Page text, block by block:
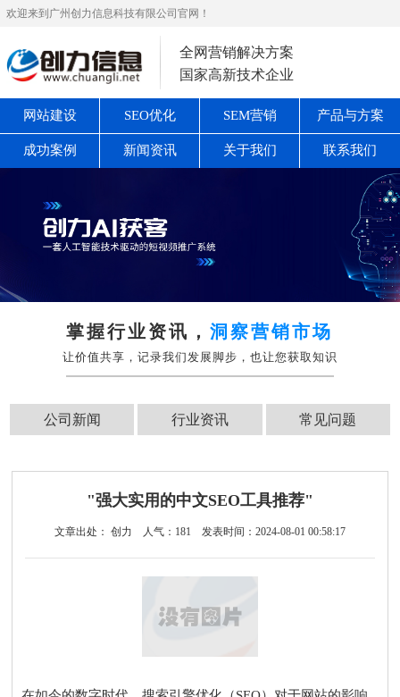
欢迎来到广州创力信息科技有限公司官网！
全网营销解决方案
国家高新技术企业
网站建设 SEO优化 SEM营销 产品与方案
成功案例 新闻资讯 关于我们 联系我们
掌握行业资讯，洞察营销市场
让价值共享，记录我们发展脚步，也让您获取知识
公司新闻 行业资讯 常见问题
"强大实用的中文SEO工具推荐"
文章出处： 创力 人气： 181 发表时间：2024-08-01 00:58:17